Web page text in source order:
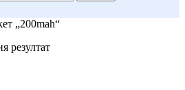
„200mah“
резултат